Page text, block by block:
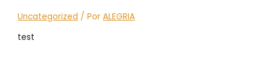
Uncategorized / PorALEGRIA
test